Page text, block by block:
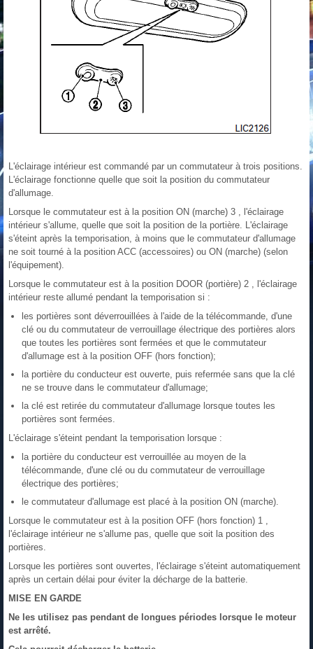
L'éclairage intérieur est commandé par un commutateur à trois positions.
L'éclairage fonctionne quelle que soit la position du commutateur
d'allumage.
Lorsque le commutateur est à la position ON (marche) 3 , l'éclairage
intérieur s'allume, quelle que soit la position de la portière. L'éclairage
s'éteint après la temporisation, à moins que le commutateur d'allumage
ne soit tourné à la position ACC (accessoires) ou ON (marche) (selon
l'équipement).
Lorsque le commutateur est à la position DOOR (portière) 2 , l'éclairage
intérieur reste allumé pendant la temporisation si :
les portières sont déverrouillées à l'aide de la télécommande, d'une
clé ou du commutateur de verrouillage électrique des portières alors
que toutes les portières sont fermées et que le commutateur
d'allumage est à la position OFF (hors fonction);
la portière du conducteur est ouverte, puis refermée sans que la clé
ne se trouve dans le commutateur d'allumage;
la clé est retirée du commutateur d'allumage lorsque toutes les
portières sont fermées.
L'éclairage s'éteint pendant la temporisation lorsque :
la portière du conducteur est verrouillée au moyen de la
télécommande, d'une clé ou du commutateur de verrouillage
électrique des portières;
le commutateur d'allumage est placé à la position ON (marche).
Lorsque le commutateur est à la position OFF (hors fonction) 1 ,
l'éclairage intérieur ne s'allume pas, quelle que soit la position des
portières.
Lorsque les portières sont ouvertes, l'éclairage s'éteint automatiquement
après un certain délai pour éviter la décharge de la batterie.
MISE EN GARDE
Ne les utilisez pas pendant de longues périodes lorsque le moteur
est arrêté.